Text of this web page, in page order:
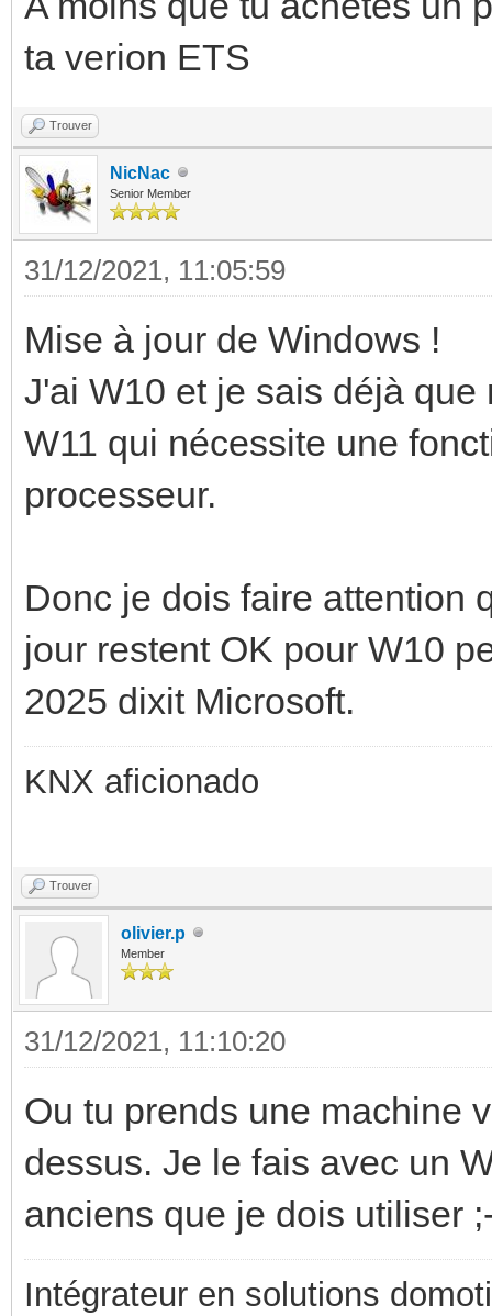
ta verion ETS
Trouver
NicNac
Senior Member
31/12/2021, 11:05:59
Mise à jour de Windows !
J'ai W10 et je sais déjà
W11 qui nécessite une
processeur.
Donc je dois faire attention
jour restent OK pour W10
2025 dixit Microsoft.
KNX aficionado
Trouver
olivier.p
Member
31/12/2021, 11:10:20
Ou tu prends une machine
dessus. Je le fais avec un
anciens que je dois utiliser
Intégrateur en solutions